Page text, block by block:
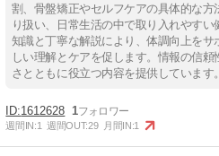
割、骨盤矯正やセルフケアの具体的な
り扱い、日常生活の中で取り入れやす
知識と丁寧な解説により、体調向上を
しい理解とケアを促します。情報の信
さとともに役立つ内容を提供しています。
1612628 1
週間IN:1 週間OUT:29 月間IN:1